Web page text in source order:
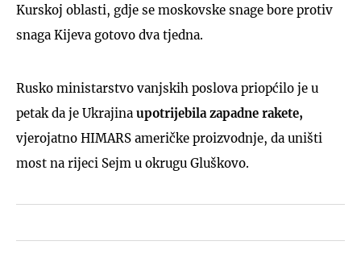
Kurskoj oblasti, gdje se moskovske snage bore protiv
snaga Kijeva gotovo dva tjedna.
Rusko ministarstvo vanjskih poslova priopćilo je u
petak da je Ukrajina upotrijebila zapadne rakete,
vjerojatno HIMARS američke proizvodnje, da uništi
most na rijeci Sejm u okrugu Gluškovo.